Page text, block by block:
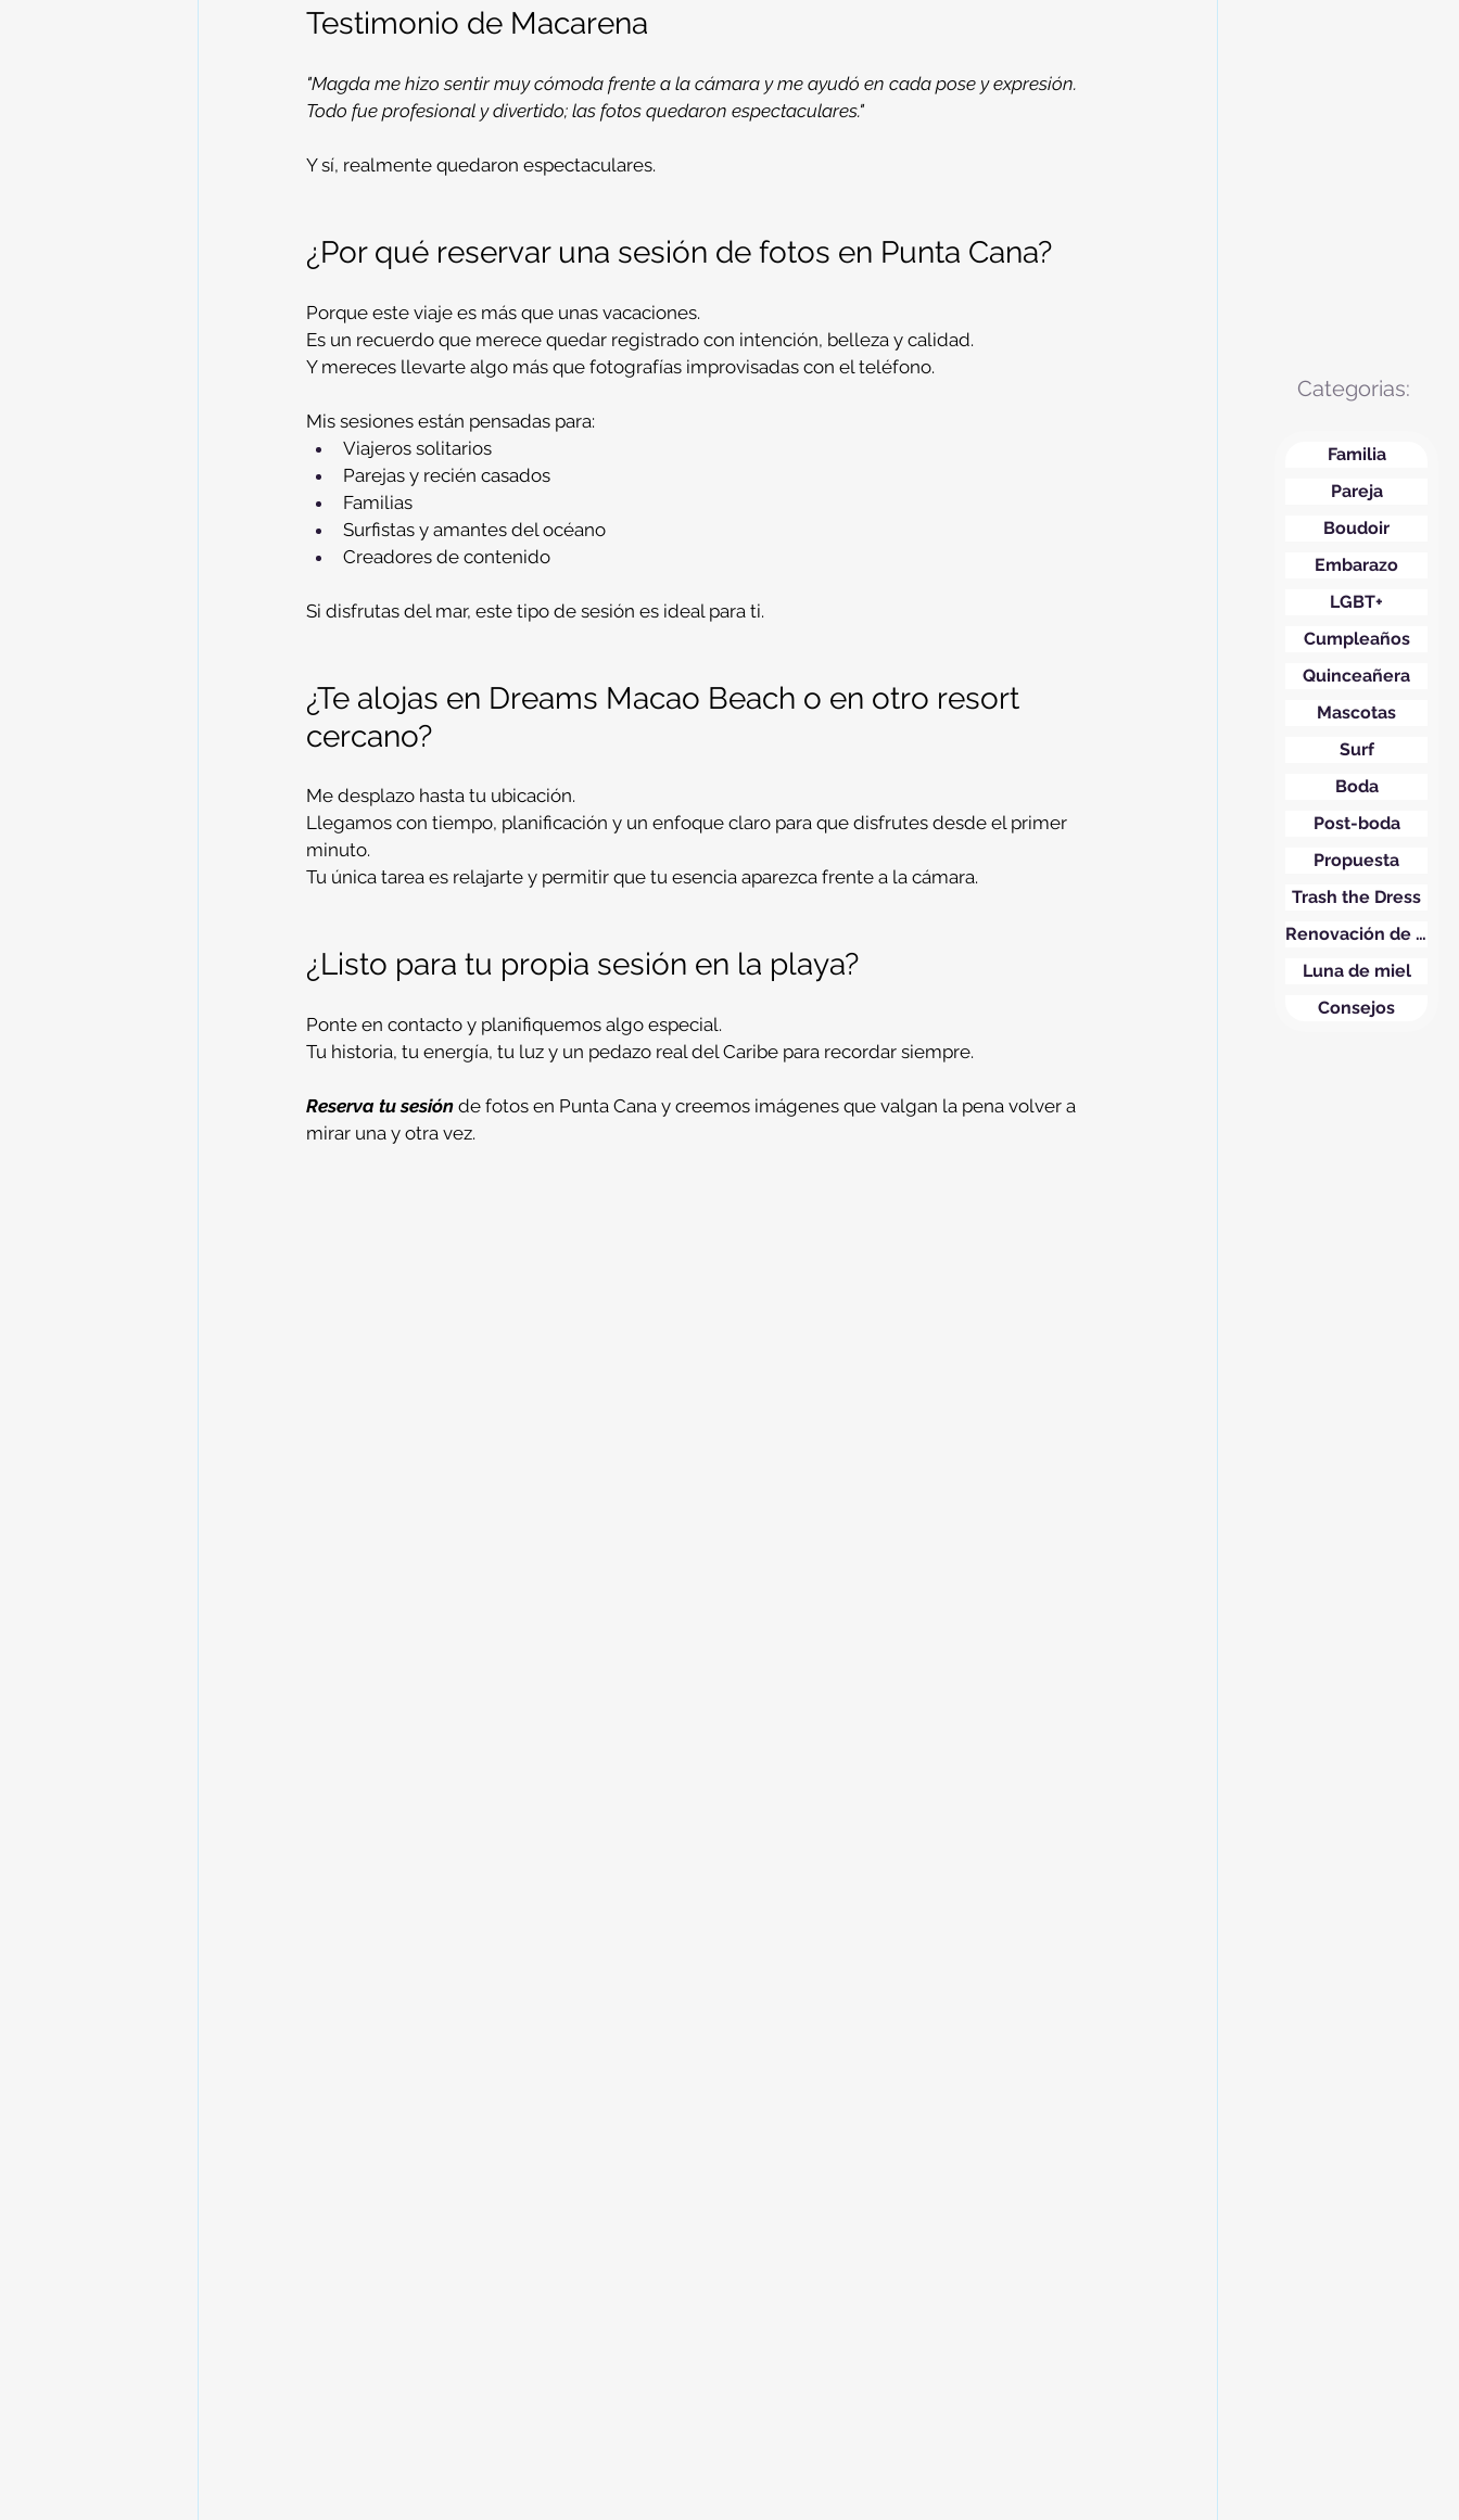
Testimonio de Macarena
"Magda me hizo sentir muy cómoda frente a la cámara y me ayudó en cada pose y expresión.
Todo fue profesional y divertido; las fotos quedaron espectaculares."
Y sí, realmente quedaron espectaculares.
¿Por qué reservar una sesión de fotos en Punta Cana?
Porque este viaje es más que unas vacaciones.
Es un recuerdo que merece quedar registrado con intención, belleza y calidad.
Y mereces llevarte algo más que fotografías improvisadas con el teléfono.
Mis sesiones están pensadas para:
Viajeros solitarios
Parejas y recién casados
Familias
Surfistas y amantes del océano
Creadores de contenido
Si disfrutas del mar, este tipo de sesión es ideal para ti.
¿Te alojas en Dreams Macao Beach o en otro resort
cercano?
Me desplazo hasta tu ubicación.
Llegamos con tiempo, planificación y un enfoque claro para que disfrutes desde el primer
minuto.
Tu única tarea es relajarte y permitir que tu esencia aparezca frente a la cámara.
¿Listo para tu propia sesión en la playa?
Ponte en contacto y planifiquemos algo especial.
Tu historia, tu energía, tu luz y un pedazo real del Caribe para recordar siempre.
Reserva tu sesión de fotos en Punta Cana y creemos imágenes que valgan la pena volver a
mirar una y otra vez.
Categorias:
Familia
Pareja
Boudoir
Embarazo
LGBT+
Cumpleaños
Quinceañera
Mascotas
Surf
Boda
Post-boda
Propuesta
Trash the Dress
Renovación de votos
Luna de miel
Consejos